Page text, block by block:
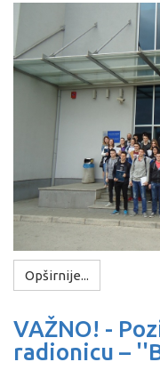
Opširnije...
VAŽNO! -
radionicu –